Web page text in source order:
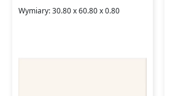
Wymiary: 30.80 x 60.80 x 0.80